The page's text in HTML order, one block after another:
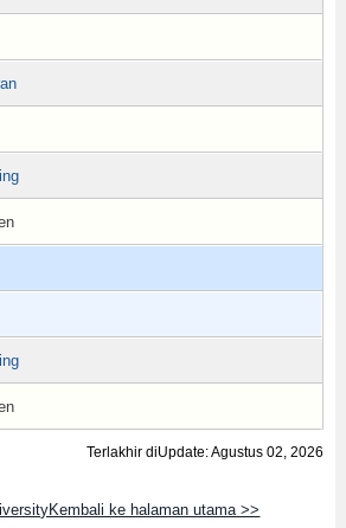
Terlakhir diUpdate: Agustus 02, 2026
ke halaman utama >>